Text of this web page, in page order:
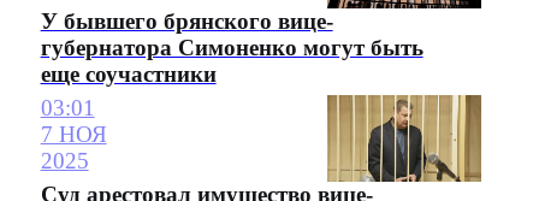
У бывшего брянского вице-
губернатора Симоненко могут быть
еще соучастники
03:01
7 НОЯ
2025
Суд арестовал имущество вице-